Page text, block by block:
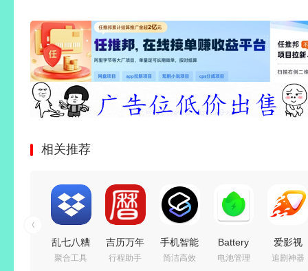
相关推荐
乱七八糟
工具箱
聚合工具
吉历万年
历_v10.2
行程助手
手机智能
桌面启动
简洁高效
Battery
Guru（电
电池管理
爱影视
(影视追
追剧神器